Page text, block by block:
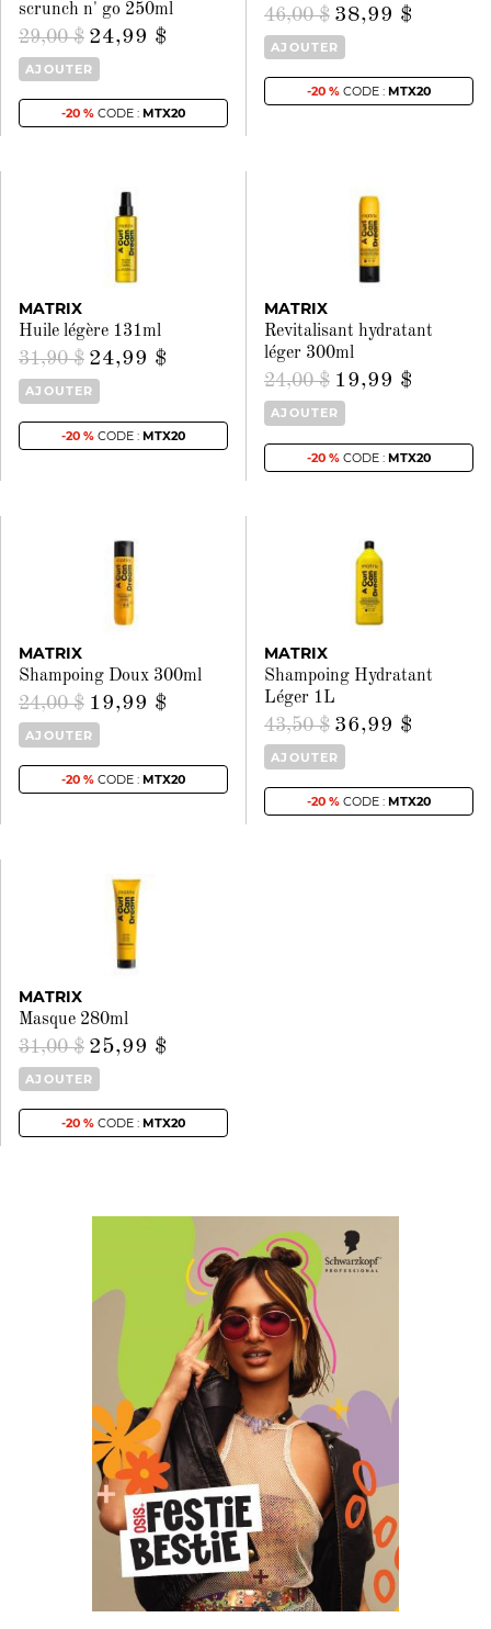
scrunch n' go 250ml
29,00 $ 24,99 $
AJOUTER
-20 % CODE : MTX20
46,00 $ 38,99 $
AJOUTER
-20 % CODE : MTX20
MATRIX
Huile légère 131ml
31,90 $ 24,99 $
AJOUTER
-20 % CODE : MTX20
MATRIX
Revitalisant hydratant
léger 300ml
24,00 $ 19,99 $
AJOUTER
-20 % CODE : MTX20
MATRIX
Shampoing Doux 300ml
24,00 $ 19,99 $
AJOUTER
-20 % CODE : MTX20
MATRIX
Shampoing Hydratant
Léger 1L
43,50 $ 36,99 $
AJOUTER
-20 % CODE : MTX20
MATRIX
Masque 280ml
31,00 $ 25,99 $
AJOUTER
-20 % CODE : MTX20